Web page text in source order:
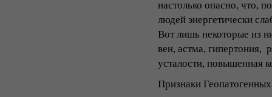
настолько опасно, что,
людей энергетически
Вот лишь некоторые из
вен, астма, гипертония,
усталости, повышенная
Признаки